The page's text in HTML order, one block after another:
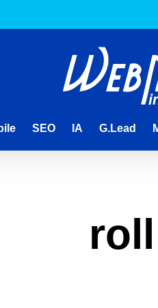
SEO IA G.Lead